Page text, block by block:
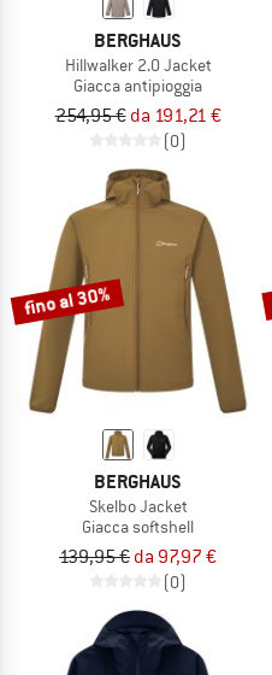
BERGHAUS
Hillwalker 2.0 Jacket
Giacca antipioggia
254,95 € da 191,21 €
(0)
fino al 30%
BERGHAUS
Skelbo Jacket
Giacca softshell
139,95 € da 97,97 €
(0)